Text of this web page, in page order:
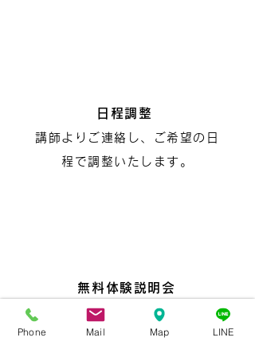
日程調整
講師よりご連絡し、ご希望の日
程で調整いたします。
無料体験説明会
教室で実際の授業を体験！皆様
の目標や不安点もお聞きします
Phone Mail Map LINE